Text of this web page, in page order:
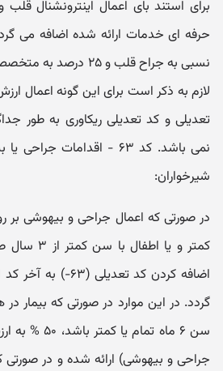
نسبی به جراح قلب و ۲۵
لازم به ذکر است برای این گونه اعمال
تعدیلی و کد تعدیلی ریکاوری به طور
نمی باشد. کد ۶۳ - اقدامات
شیرخواران:
کمتر و یا
اضافه کردن کد
گردد. در این موارد در صورتی که بیمار
سن ۶ ماه تمام
جراحی و بیهوشی) ارائه شده و در صورتی